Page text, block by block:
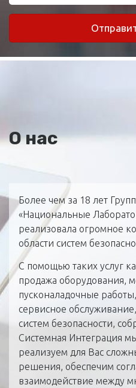
О нас
Более чем за 18 лет
«Национальные
реализовала огромное
области систем
С помощью таких услуг
продажа оборудования,
пусконаладочные
сервисное
систем безопасности,
Системная Интеграция
реализуем для Вас
решения, обеспечим
взаимодействие между